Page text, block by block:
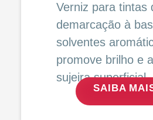
Verniz para tintas
demarcação à
solventes
promove brilho e
sujeira superficial.
SAIBA